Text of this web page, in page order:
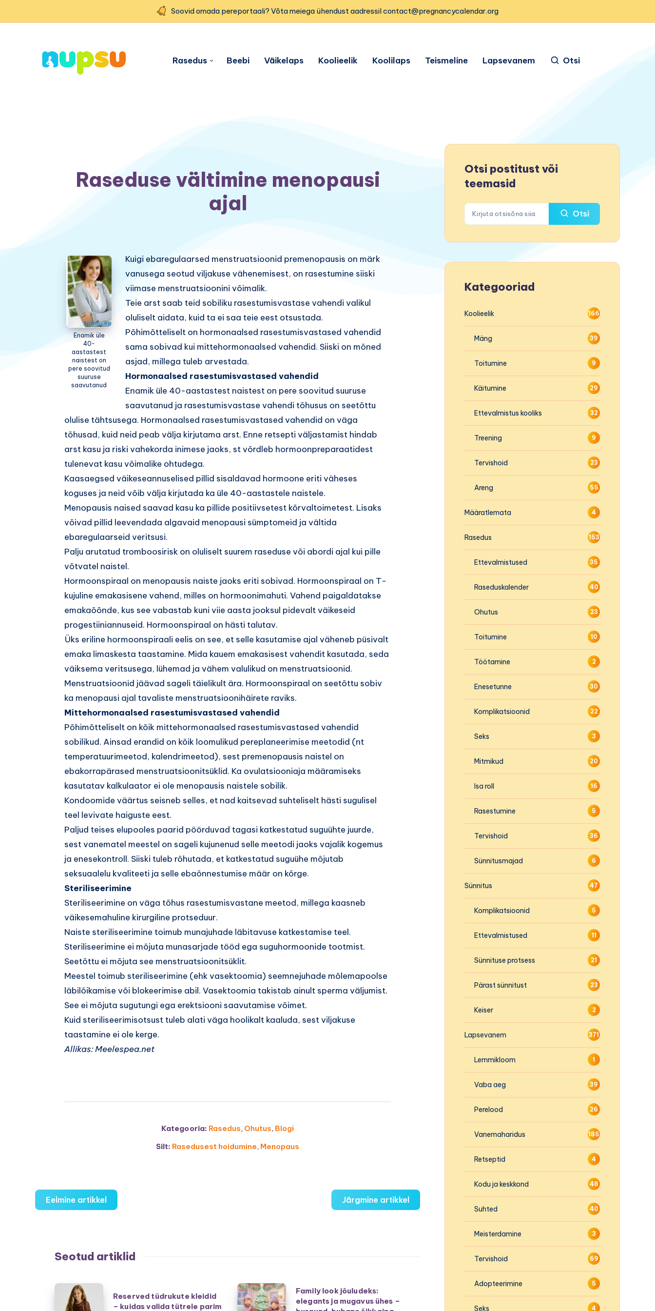
Soovid omada pereportaali? Võta meiega ühendust aadressil contact@pregnancycalendar.org
Rasedus Beebi Väikelaps Koolieelik Koolilaps Teismeline Lapsevanem Otsi
Raseduse vältimine menopausi
ajal
Enamik üle
40-
aastastest
naistest on
pere soovitud
suuruse
saavutanud
Kuigi ebaregulaarsed menstruatsioonid premenopausis on märk
vanusega seotud viljakuse vähenemisest, on rasestumine siiski
viimase menstruatsioonini võimalik.
Teie arst saab teid sobiliku rasestumisvastase vahendi valikul
oluliselt aidata, kuid ta ei saa teie eest otsustada.
Põhimõtteliselt on hormonaalsed rasestumisvastased vahendid
sama sobivad kui mittehormonaalsed vahendid. Siiski on mõned
asjad, millega tuleb arvestada.
Hormonaalsed rasestumisvastased vahendid
Enamik üle 40-aastastest naistest on pere soovitud suuruse
saavutanud ja rasestumisvastase vahendi tõhusus on seetõttu
olulise tähtsusega. Hormonaalsed rasestumisvastased vahendid on väga
tõhusad, kuid neid peab välja kirjutama arst. Enne retsepti väljastamist hindab
arst kasu ja riski vahekorda inimese jaoks, st võrdleb hormoonpreparaatidest
tulenevat kasu võimalike ohtudega.
Kaasaegsed väikeseannuselised pillid sisaldavad hormoone eriti väheses
koguses ja neid võib välja kirjutada ka üle 40-aastastele naistele.
Menopausis naised saavad kasu ka pillide positiivsetest kõrvaltoimetest. Lisaks
võivad pillid leevendada algavaid menopausi sümptomeid ja vältida
ebaregulaarseid veritsusi.
Palju arutatud tromboosirisk on oluliselt suurem raseduse või abordi ajal kui pille
võtvatel naistel.
Hormoonspiraal on menopausis naiste jaoks eriti sobivad. Hormoonspiraal on T-
kujuline emakasisene vahend, milles on hormoonimahuti. Vahend paigaldatakse
emakaõõnde, kus see vabastab kuni viie aasta jooksul pidevalt väikeseid
progestiiniannuseid. Hormoonspiraal on hästi talutav.
Üks eriline hormoonspiraali eelis on see, et selle kasutamise ajal väheneb püsivalt
emaka limaskesta taastamine. Mida kauem emakasisest vahendit kasutada, seda
väiksema veritsusega, lühemad ja vähem valulikud on menstruatsioonid.
Menstruatsioonid jäävad sageli täielikult ära. Hormoonspiraal on seetõttu sobiv
ka menopausi ajal tavaliste menstruatsioonihäirete raviks.
Mittehormonaalsed rasestumisvastased vahendid
Põhimõtteliselt on kõik mittehormonaalsed rasestumisvastased vahendid
sobilikud. Ainsad erandid on kõik loomulikud pereplaneerimise meetodid (nt
temperatuurimeetod, kalendrimeetod), sest premenopausis naistel on
ebakorrapärased menstruatsioonitsüklid. Ka ovulatsiooniaja määramiseks
kasutatav kalkulaator ei ole menopausis naistele sobilik.
Kondoomide väärtus seisneb selles, et nad kaitsevad suhteliselt hästi sugulisel
teel levivate haiguste eest.
Paljud teises elupooles paarid pöörduvad tagasi katkestatud suguühte juurde,
sest vanematel meestel on sageli kujunenud selle meetodi jaoks vajalik kogemus
ja enesekontroll. Siiski tuleb rõhutada, et katkestatud suguühe mõjutab
seksuaalelu kvaliteeti ja selle ebaõnnestumise määr on kõrge.
Steriliseerimine
Steriliseerimine on väga tõhus rasestumisvastane meetod, millega kaasneb
väikesemahuline kirurgiline protseduur.
Naiste steriliseerimine toimub munajuhade läbitavuse katkestamise teel.
Steriliseerimine ei mõjuta munasarjade tööd ega suguhormoonide tootmist.
Seetõttu ei mõjuta see menstruatsioonitsüklit.
Meestel toimub steriliseerimine (ehk vasektoomia) seemnejuhade mõlemapoolse
läbilõikamise või blokeerimise abil. Vasektoomia takistab ainult sperma väljumist.
See ei mõjuta sugutungi ega erektsiooni saavutamise võimet.
Kuid steriliseerimisotsust tuleb alati väga hoolikalt kaaluda, sest viljakuse
taastamine ei ole kerge.
Allikas: Meelespea.net
Kategooria: Rasedus, Ohutus, Blogi
Silt: Rasedusest hoidumine, Menopaus
Eelmine artikkel Järgmine artikkel
Seotud artiklid
Reserved
tüdrukute
Reserved tüdrukute kleidid
– kuidas valida tütrele parim
Family
look
Family look jõuludeks:
elegants ja mugavus ühes –
Otsi postitust või
teemasid
Otsi
Kategooriad
Koolieelik 166
Mäng 39
Toitumine 9
Käitumine 29
Ettevalmistus kooliks 32
Treening 9
Tervishoid 23
Areng 55
Määratlemata 4
Rasedus 153
Ettevalmistused 35
Raseduskalender 40
Ohutus 23
Toitumine 10
Töötamine 2
Enesetunne 30
Komplikatsioonid 22
Seks 3
Mitmikud 20
Isa roll 16
Rasestumine 5
Tervishoid 36
Sünnitusmajad 6
Sünnitus 47
Komplikatsioonid 5
Ettevalmistused 11
Sünnituse protsess 21
Pärast sünnitust 23
Keiser 2
Lapsevanem 371
Lemmikloom 1
Vaba aeg 39
Perelood 26
Vanemaharidus 185
Retseptid 4
Kodu ja keskkond 48
Suhted 40
Meisterdamine 3
Tervishoid 69
Adopteerimine 5
Seks 4